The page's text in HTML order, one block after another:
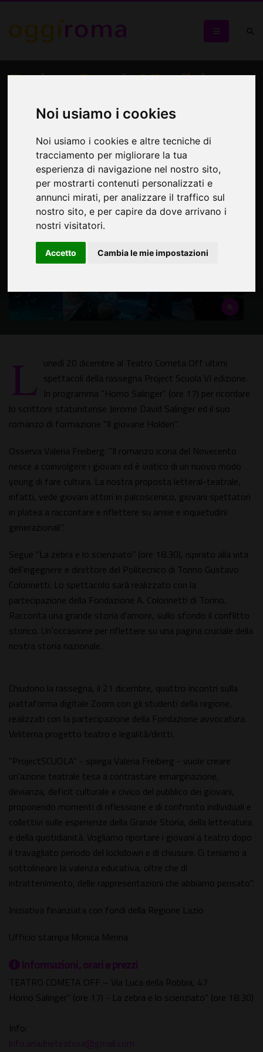
Noi usiamo i cookies
Noi usiamo i cookies e altre tecniche di
tracciamento per migliorare la tua
esperienza di navigazione nel nostro sito,
per mostrarti contenuti personalizzati e
annunci mirati, per analizzare il traffico sul
nostro sito, e per capire da dove arrivano i
nostri visitatori.
Accetto Cambia le mie impostazioni
Project Scuola VI edizione
Un'azione teatrale tesa a contrastare emarginazione,
devianza, deficit culturale e civico del pubblico dei giovani
L unedì 20 dicembre al Teatro Cometa Off ultimi
spettacoli della rassegna Project Scuola VI edizione.
In programma "Homo Salinger" (ore 17) per ricordare
lo scrittore statunitense Jerome David Salinger ed il suo
romanzo di formazione "Il giovane Holden".
Osserva Valeria Freiberg: "Il romanzo icona del Novecento
riesce a coinvolgere i giovani ed è viatico di un nuovo modo
young di fare cultura. La nostra proposta letteral-teatrale,
infatti, vede giovani attori in palcoscenico, giovani spettatori
in platea a raccontare e riflettere su ansie e inquietudini
generazionali".
Segue "La zebra e lo scienziato" (ore 18.30), ispirato alla vita
dell'ingegnere e direttore del Politecnico di Torino Gustavo
Colonnetti. Lo spettacolo sarà realizzato con la
partecipazione della Fondazione A. Colonnetti di Torino.
Racconta una grande storia d'amore, sullo sfondo il conflitto
storico. Un'occasione per riflettere su una pagina cruciale della
nostra storia nazionale.
Chiudono la rassegna, il 21 dicembre, quattro incontri sulla
piattaforma digitale Zoom con gli studenti della regione,
realizzati con la partecipazione della Fondazione avvocatura
Veliterna progetto teatro e legalità/diritti.
"ProjectSCUOLA" - spiega Valeria Freiberg - vuole creare
un'azione teatrale tesa a contrastare emarginazione,
devianza, deficit culturale e civico del pubblico dei giovani,
proponendo momenti di riflessione e di confronto individuali e
collettivi sulle esperienze della Grande Storia, della letteratura
e della quotidianità. Vogliamo riportare i giovani a teatro dopo
il travagliato periodo del lockdown e di chiusure. Ci teniamo a
sottolineare la valenza educativa, oltre che di
intrattenimento, delle rappresentazioni che abbiamo pensato".
Iniziativa finanziata con fondi della Regione Lazio
Ufficio stampa Monica Menna
Informazioni, orari e prezzi
TEATRO COMETA OFF – Via Luca della Robbia, 47
Homo Salinger" (ore 17) - La zebra e lo scienziato" (ore 18.30)
Info:
info.ariadneteatroa@gmail.com